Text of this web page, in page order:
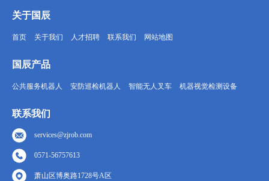
关于国辰
首页 关于我们 人才招聘 联系我们 网站地图
国辰产品
公共服务机器人 安防巡检机器人 智能无人叉车 机器视觉检测设备
联系我们
services@zjrob.com
0571-56757613
萧山区博奥路1728号A区